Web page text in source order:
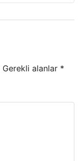
Gerekli alanlar *